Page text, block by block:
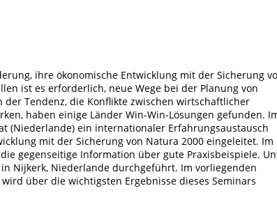
ihre ökonomische Entwicklung mit der Sicherung
ist es erforderlich, neue Wege bei der Planung von
Tendenz, die Konflikte zwischen wirtschaftlicher
haben einige Länder Win-Win-Lösungen gefunden.
(Niederlande) ein internationaler Erfahrungsaustausch
mit der Sicherung von Natura 2000 eingeleitet. Im
gegenseitige Information über gute Praxisbeispiele.
Nijkerk, Niederlande durchgeführt. Im vorliegenden
über die wichtigsten Ergebnisse dieses Seminars